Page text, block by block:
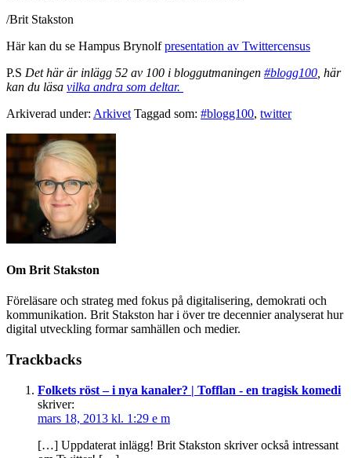
/Brit Stakston
Här kan du se Hampus Brynolfpresentation av Twittercensus
P.S Det här är inlägg 52 av 100 i bloggutmaningen #blogg100 , här
kan du läsa vilka andra som deltar.
Arkiverad under: Arkivet Taggad som: #blogg100, twitter
Om Brit Stakston
Föreläsare och strateg med fokus på digitalisering, demokrati och
kommunikation. Brit Stakston har i över tre decennier analyserat hur
digital utveckling formar samhällen och medier.
Trackbacks
Folkets röst – i nya kanaler? | Tofflan - en tragisk komedi
skriver:
mars 18, 2013 kl. 1:29 e m
[…] Uppdaterat inlägg! Brit Stakston skriver också intressant